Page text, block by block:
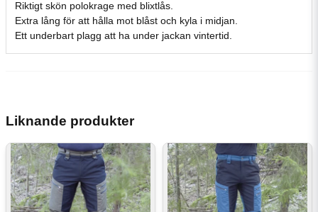
Riktigt skön polokrage med blixtlås.
Extra lång för att hålla mot blåst och kyla i midjan.
Ett underbart plagg att ha under jackan vintertid.
Liknande produkter